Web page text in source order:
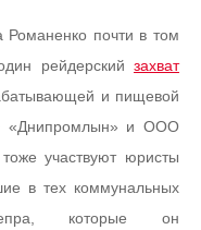
почти в том
рейдерский захват
и пищевой
«Днипромлын» и ООО
участвуют юристы
в тех коммунальных
которые он